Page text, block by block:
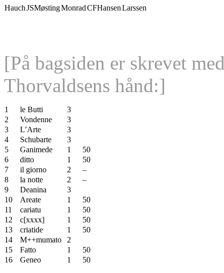
HauchJSMøstingMonradCFHansenLarssen
[På bagsiden er skrevet
Thorvaldsens hånd:]
1 le Butti
3
2
Vondenne
3
3
L’Arte
3
4
Schubarte
3
5
Ganimede 1
50
6
ditto 1
50
7
il giorno 2
–
8
la notte 2
–
9
Deanina
3
10
Areate 1
50
11
cariatu 1
50
12
c[xxxx] 1
50
13
criatide 1
50
14
M++mumato
2
15
Fatto 1
50
16
Geneo 1 50